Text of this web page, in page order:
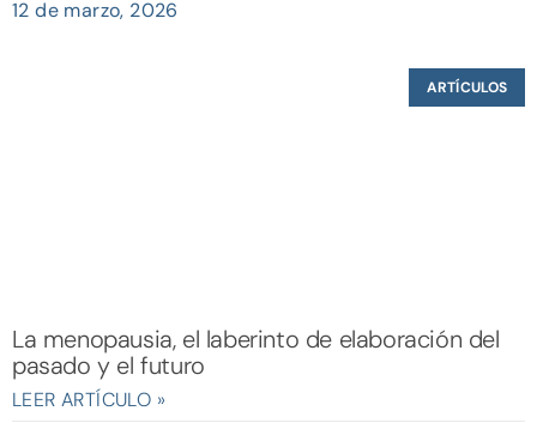
12 de marzo, 2026
ARTÍCULOS
La menopausia, el laberinto de elaboración del
pasado y el futuro
LEER ARTÍCULO »